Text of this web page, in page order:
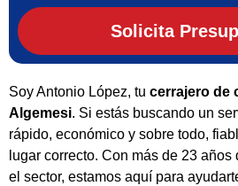
Solicita
Soy Antonio López, tu cerrajero de
Algemesi. Si estás buscando un
rápido, económico y sobre todo,
lugar correcto. Con más de 23
el sector, estamos aquí para